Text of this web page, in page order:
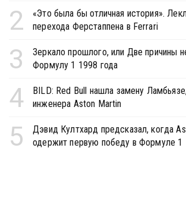
2
«Это была бы отличная история».
перехода Ферстаппена в Ferrari
3
Зеркало прошлого, или Две причины
Формулу 1 1998 года
4
BILD: Red Bull нашла замену
инженера Aston Martin
5
Дэвид Култхард предсказал, когда
одержит первую победу в Формуле 1